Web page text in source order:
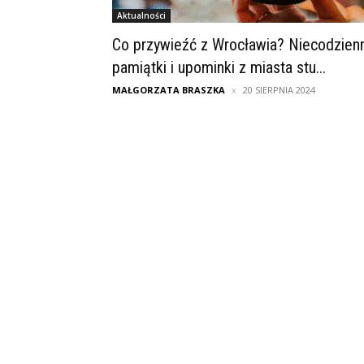
Aktualności
Co przywieźć z Wrocławia?
pamiątki i upominki z miasta stu...
MAŁGORZATA BRASZKA 20 SIERPNIA 2024